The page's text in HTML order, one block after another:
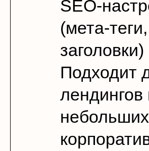
SEO-
(мета-теги,
заголовки)
Подходит
лендингов
небольших